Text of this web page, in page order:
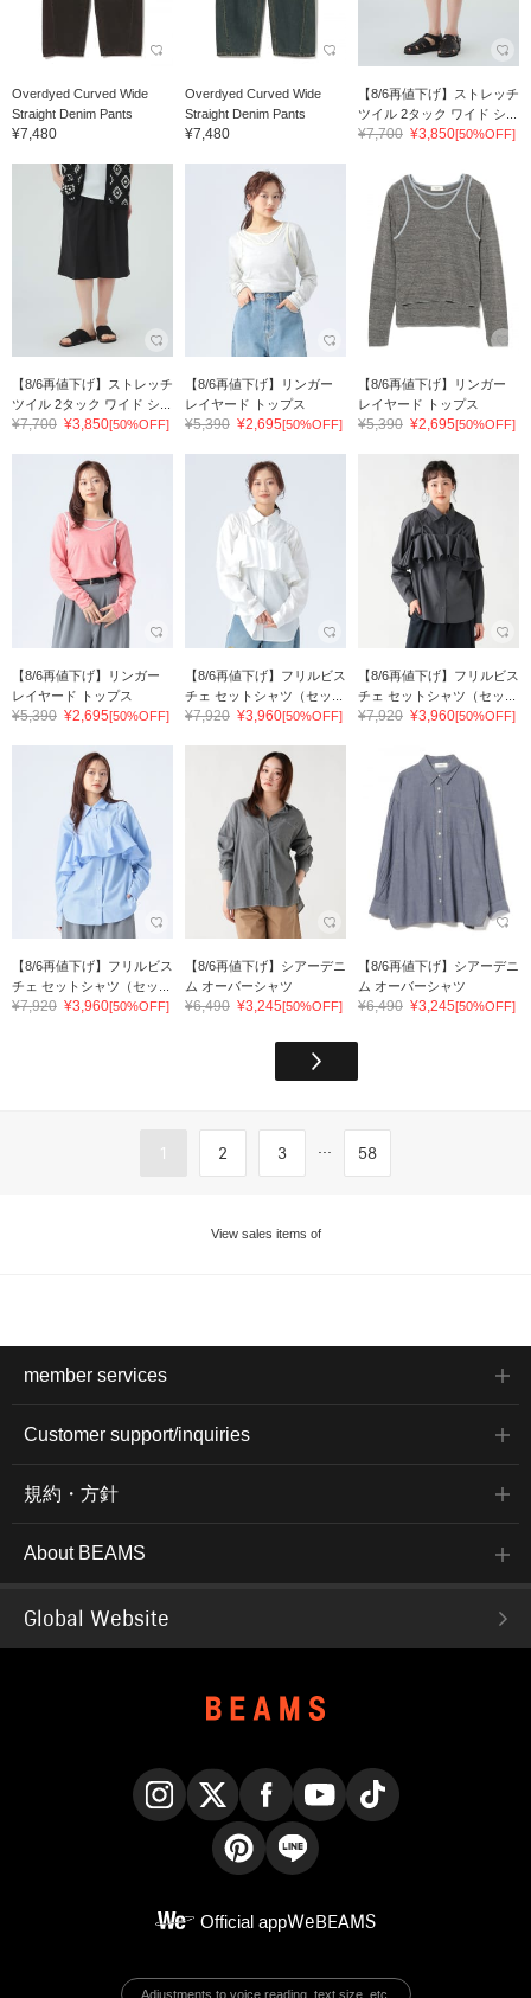
Overdyed Curved Wide
Straight Denim Pants
¥7,480
Overdyed Curved Wide
Straight Denim Pants
¥7,480
【8/6再値下げ】ストレッチ
ツイル 2タック ワイド シ...
¥7,700 ¥3,850[50%OFF]
【8/6再値下げ】ストレッチ
ツイル 2タック ワイド シ...
¥7,700 ¥3,850[50%OFF]
【8/6再値下げ】リンガー
レイヤード トップス
¥5,390 ¥2,695[50%OFF]
【8/6再値下げ】リンガー
レイヤード トップス
¥5,390 ¥2,695[50%OFF]
【8/6再値下げ】リンガー
レイヤード トップス
¥5,390 ¥2,695[50%OFF]
【8/6再値下げ】フリルビス
チェ セットシャツ（セッ...
¥7,920 ¥3,960[50%OFF]
【8/6再値下げ】フリルビス
チェ セットシャツ（セッ...
¥7,920 ¥3,960[50%OFF]
【8/6再値下げ】フリルビス
チェ セットシャツ（セッ...
¥7,920 ¥3,960[50%OFF]
【8/6再値下げ】シアーデニ
ム オーバーシャツ
¥6,490 ¥3,245[50%OFF]
【8/6再値下げ】シアーデニ
ム オーバーシャツ
¥6,490 ¥3,245[50%OFF]
1 2 3 ... 58
View sales items of
member services
Customer support/inquiries
規約・方針
About BEAMS
Global Website
Official appWeBEAMS
Adjustments to voice reading, text size, etc.